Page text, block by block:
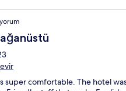
super comfortable. The hotel